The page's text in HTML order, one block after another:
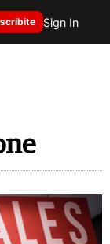
Sign In